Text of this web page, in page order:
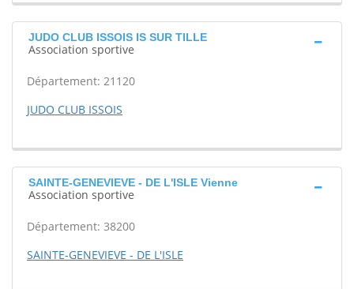
JUDO CLUB ISSOIS IS SUR TILLE
Association sportive
Département: 21120
JUDO CLUB ISSOIS
SAINTE-GENEVIEVE - DE L'ISLE Vienne
Association sportive
Département: 38200
SAINTE-GENEVIEVE - DE L'ISLE